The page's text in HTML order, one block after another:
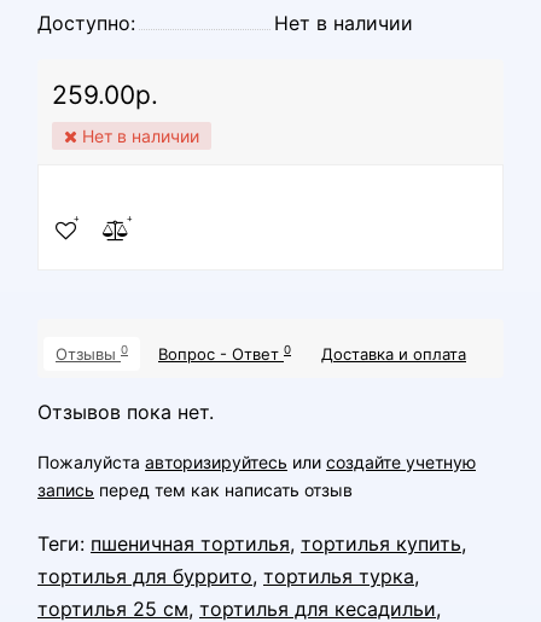
Доступно:
Нет в наличии
259.00р.
Нет в наличии
Отзывы 0 Вопрос - Ответ 0 Доставка и оплата
Отзывов пока нет.
Пожалуйста авторизируйтесь или создайте учетную
запись перед тем как написать отзыв
Теги: пшеничная тортилья, тортилья купить,
тортилья для буррито, тортилья турка,
тортилья 25 см, тортилья для кесадильи,